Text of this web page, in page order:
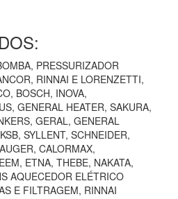
PRESSURIZADOR
RINNAI E LORENZETTI,
BOSCH, INOVA,
GENERAL HEATER, SAKURA,
GERAL, GENERAL
SYLLENT, SCHNEIDER,
CALORMAX,
ETNA, THEBE, NAKATA,
AQUECEDOR ELÉTRICO
E FILTRAGEM, RINNAI